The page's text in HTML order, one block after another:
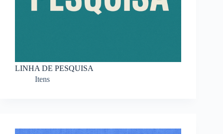
LINHA DE PESQUISA
Itens